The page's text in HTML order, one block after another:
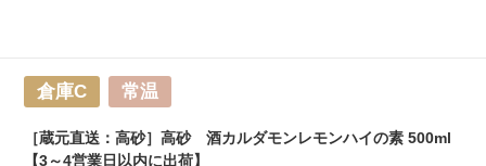
倉庫C 常温
［蔵元直送：高砂］高砂 酒カルダモンレモンハイの素 500ml
【3～4営業日以内に出荷】